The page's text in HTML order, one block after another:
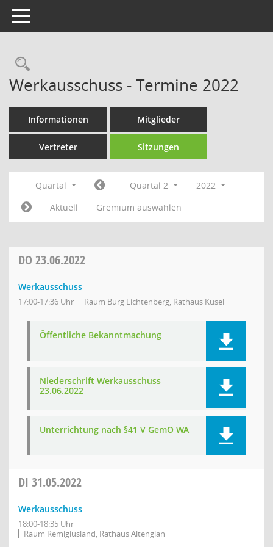
Toggle navigation
Rechercheauswahl
Werkausschuss - Termine 2022
Informationen Mitglieder
Vertreter Sitzungen
Quartal Quartal 2
2022
Aktuell
Gremium auswählen
DO 23.06.2022
Werkausschuss
17:00-17:36 Uhr Raum Burg Lichtenberg, Rathaus Kusel
Öffentliche Bekanntmachung
Niederschrift Werkausschuss
23.06.2022
Unterrichtung nach §41 V GemO WA
DI 31.05.2022
Werkausschuss
18:00-18:35 Uhr
Raum Remigiusland, Rathaus Altenglan